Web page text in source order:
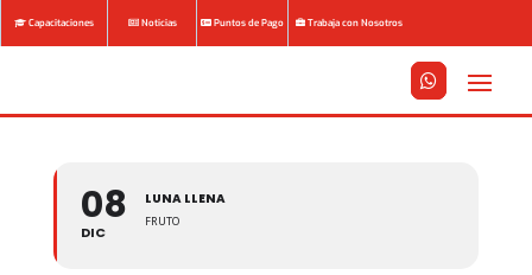
Capacitaciones Noticias Puntos de Pago Trabaja con Nosotros



08
DIC
LUNA LLENA
FRUTO